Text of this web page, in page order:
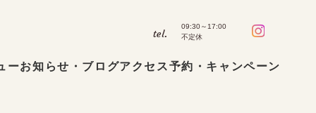
tel.
09:30～17:00
不定休
ーお知らせ・ブログアクセス予約・キャンペーン